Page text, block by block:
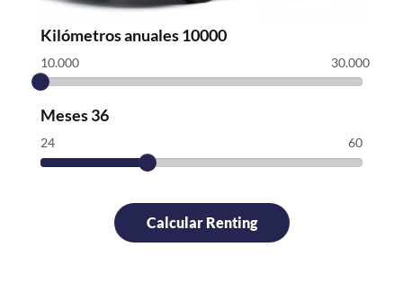
Kilómetros anuales10000
10.000 30.000
Meses36
24 60